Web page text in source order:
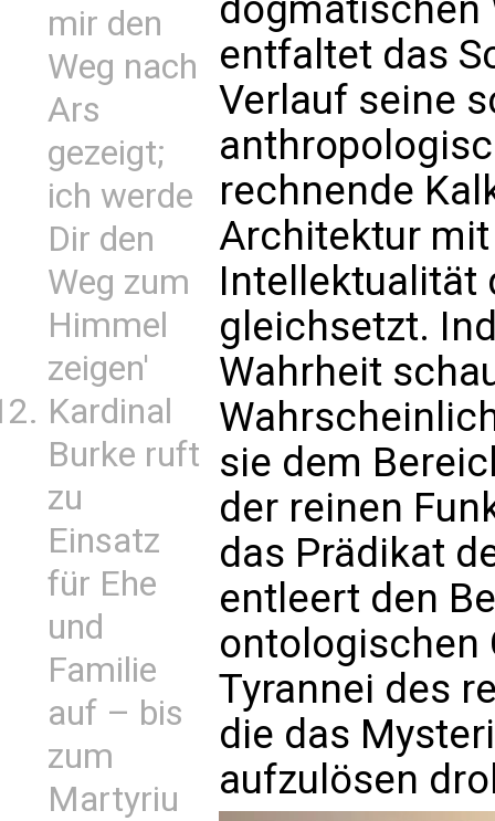
mir den
Weg nach
Ars
gezeigt;
ich werde
Dir den
Weg zum
Himmel
zeigen'
Kardinal
Burke ruft
zu
Einsatz
für Ehe
und
Familie
auf – bis
zum
Martyriu
entfaltet das
Verlauf seine
rechnende
Architektur
Intellektualität
gleichsetzt.
Wahrheit
sie dem
der reinen
das Prädikat
entleert den
ontologischen
Tyrannei des
die das
aufzulösen